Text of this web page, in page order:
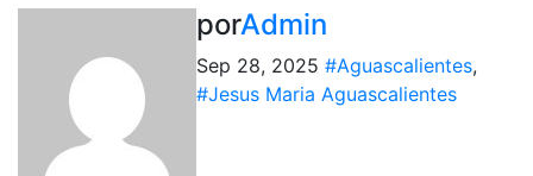
porAdmin
Sep 28, 2025 #Aguascalientes,
#Jesus Maria Aguascalientes